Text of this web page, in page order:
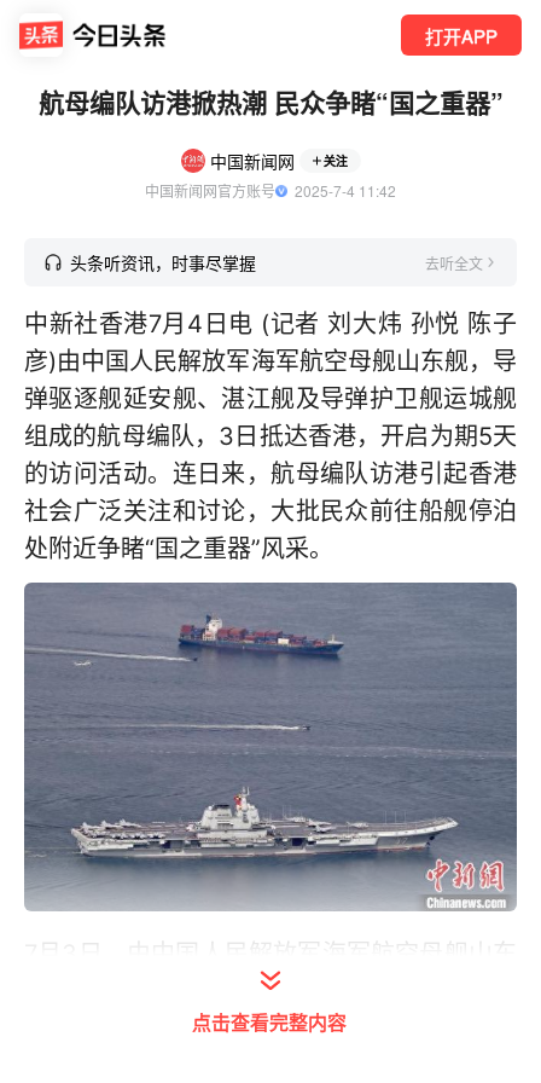
打开APP
航母编队访港掀热潮 民众争睹“国之重器”
中国新闻网 关注
中国新闻网官方账号
  2025-7-4 11:42
头条听资讯，时事尽掌握 去听全文
中新社香港7月4日电 (记者 刘大炜 孙悦 陈子
彦)由中国人民解放军海军航空母舰山东舰，导
弹驱逐舰延安舰、湛江舰及导弹护卫舰运城舰
组成的航母编队，3日抵达香港，开启为期5天
的访问活动。连日来，航母编队访港引起香港
社会广泛关注和讨论，大批民众前往船舰停泊
处附近争睹“国之重器”风采。
7月3日，由中国人民解放军海军航空母舰山东
舰，导弹驱逐舰延安舰、湛江舰及导弹护卫舰
运城舰组成的航母编队抵达香港，开启为期5
点击查看完整内容